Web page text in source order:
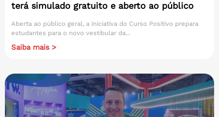
terá simulado gratuito e aberto ao público
Aberta ao público geral, a iniciativa do Curso Positivo prepara
estudantes para o novo vestibular da...
Saiba mais >